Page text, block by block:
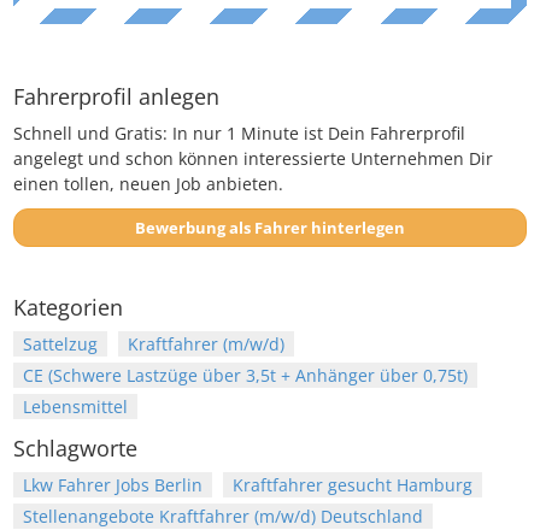
Fahrerprofil anlegen
Schnell und Gratis: In nur 1 Minute ist Dein Fahrerprofil
angelegt und schon können interessierte Unternehmen Dir
einen tollen, neuen Job anbieten.
Bewerbung als Fahrer hinterlegen
Kategorien
Sattelzug
Kraftfahrer (m/w/d)
CE (Schwere Lastzüge über 3,5t + Anhänger über 0,75t)
Lebensmittel
Schlagworte
Lkw Fahrer Jobs Berlin
Kraftfahrer gesucht Hamburg
Stellenangebote Kraftfahrer (m/w/d) Deutschland